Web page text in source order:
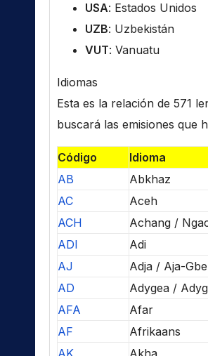
USA: Estados Unidos
UZB: Uzbekistán
VUT: Vanuatu
Idiomas
Esta es la relación de 571
buscará las emisiones que
Código
Idioma
AB
Abkhaz
AC
Aceh
ACH
Achang /
ADI
Adi
AJ
Adja / Aja-Gbe
AD
Adygea /
AFA
Afar
AF
Afrikaans